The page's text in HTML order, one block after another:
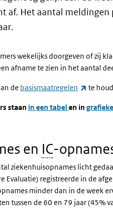
af. Het aantal
wekelijks doorgeven of zij
afname te zien in het aantal
de basismaatregelen te
staan in een tabel en in
en IC-
ziekenhuisopnames licht
Evaluatie) registreerde in de
minder dan in de week
tussen de 60 en 79 jaar (45%